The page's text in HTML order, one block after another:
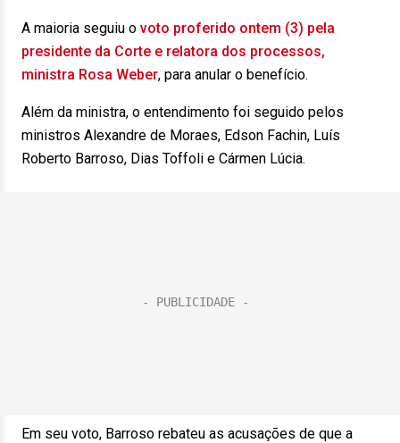
A maioria seguiu o voto proferido ontem (3) pela
presidente da Corte e relatora dos processos,
ministra Rosa Weber, para anular o benefício.
Além da ministra, o entendimento foi seguido pelos
ministros Alexandre de Moraes, Edson Fachin, Luís
Roberto Barroso, Dias Toffoli e Cármen Lúcia.
Em seu voto, Barroso rebateu as acusações de que a